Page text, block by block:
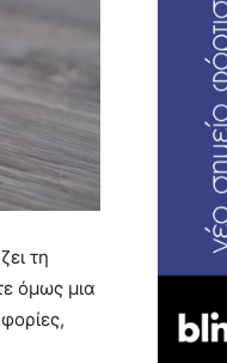
τη
όμως μια